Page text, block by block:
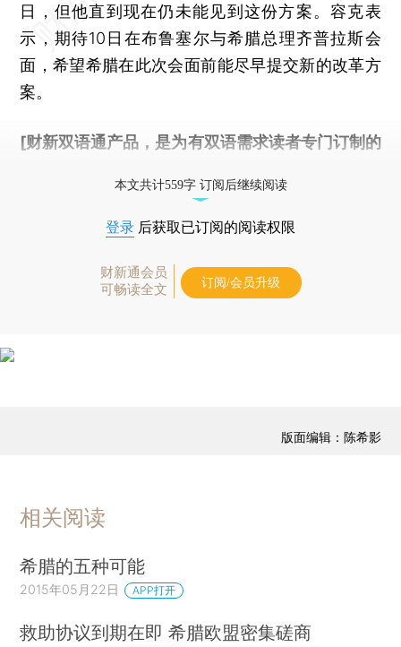
日，但他直到现在仍未能见到这份方案。容克表
示，期待10日在布鲁塞尔与希腊总理齐普拉斯会
面，希望希腊在此次会面前能尽早提交新的改革方
案。
[财新双语通产品，是为有双语需求读者专门订制的
本文共计559字 订阅后继续阅读
登录 后获取已订阅的阅读权限
财新通会员
可畅读全文
订阅/会员升级
版面编辑：陈希影
相关阅读
希腊的五种可能
2015年05月22日 APP打开
救助协议到期在即 希腊欧盟密集磋商